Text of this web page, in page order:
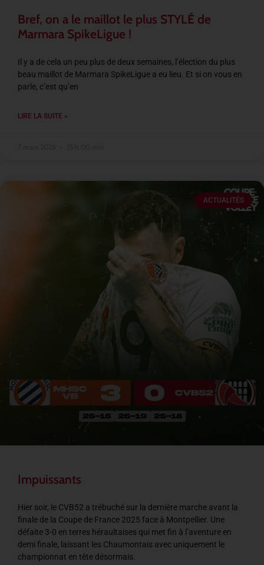
Bref, on a le maillot le plus STYLÉ de
Marmara SpikeLigue !
Il y a de cela un peu plus de deux semaines, l’élection du plus
beau maillot de Marmara SpikeLigue a eu lieu. Et si on vous en
parle, c’est qu’en
LIRE LA SUITE »
ACTUALITÉS
Impuissants
Hier soir, le CVB52 a trébuché sur la dernière marche avant la
finale de la Coupe de France 2025 face à Montpellier. Une
défaite 3-0 en terres héraultaises qui met fin à l’aventure en
demi finale, laissant les Chaumontais avec uniquement le
championnat en tête désormais.